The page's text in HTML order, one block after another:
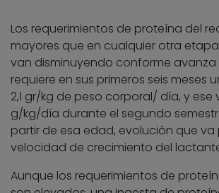
Los requerimientos de proteína del
mayores que en cualquier otra
van disminuyendo conforme avanza
requiere en sus primeros seis meses
2,1 gr/kg de peso corporal/ día, y ese
g/kg/día durante el segundo
partir de esa edad, evolución que va
velocidad de crecimiento del
Aunque los requerimientos de